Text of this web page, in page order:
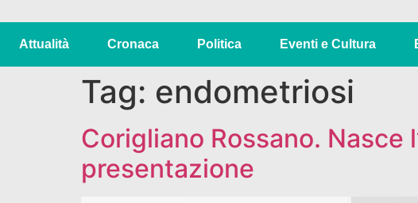
Attualità Cronaca Politica Eventi e Cultura
Tag: endometriosi
Corigliano Rossano. Nasce
presentazione